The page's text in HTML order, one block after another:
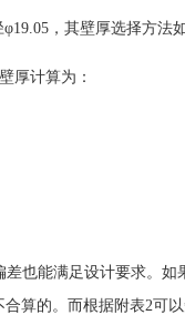
，其壁厚选择方法
厚计算为：
也能满足设计要求。
算的。而根据附表2可